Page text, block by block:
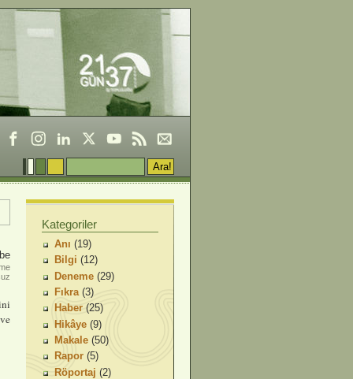
Kategoriler
Anı (19)
Bilgi (12)
Deneme (29)
Fıkra (3)
Haber (25)
Hikâye (9)
Makale (50)
Rapor (5)
Röportaj (2)